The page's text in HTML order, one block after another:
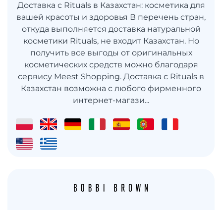
Доставка с Rituals в Казахстан: косметика для
вашей красоты и здоровья В перечень стран,
откуда выполняется доставка натуральной
косметики Rituals, не входит Казахстан. Но
получить все выгоды от оригинальных
косметических средств можно благодаря
сервису Meest Shopping. Доставка с Rituals в
Казахстан возможна с любого фирменного
интернет-магази...